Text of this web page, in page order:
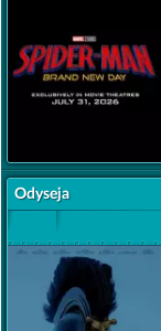
Odyseja